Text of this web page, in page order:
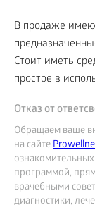
В продаже
Стоит иметь
простое в
Отказ от
Обращаем ваше
на сайте
программой,
врачебными
диагностики,